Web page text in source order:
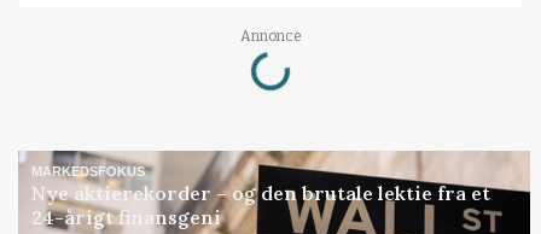
Annonce
Loading...
MARKEDSFOKUS
Nye aktierekorder – og den brutale lektie fra et
24-årigt finansgeni